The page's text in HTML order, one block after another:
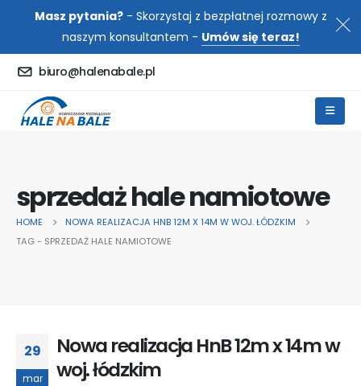
Masz pytania?- Skorzystaj z bezpłatnej rozmowy z
naszym konsultantem - Umów się teraz!
biuro@halenabale.pl
sprzedaż hale namiotowe
HOME
NOWA REALIZACJA HNB 12M X 14M W WOJ. ŁÓDZKIM
TAG - SPRZEDAŻ HALE NAMIOTOWE
29
mar
Nowa realizacja HnB 12m x 14m w
woj. łódzkim